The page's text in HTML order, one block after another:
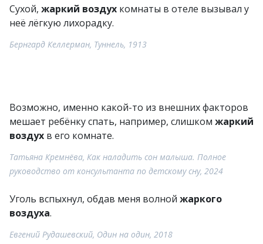
Сухой, жаркий воздух комнаты в отеле вызывал у
неё лёгкую лихорадку.
Бернгард Келлерман, Туннель, 1913
Возможно, именно какой-то из внешних факторов
мешает ребёнку спать, например, слишком жаркий
воздух в его комнате.
Татьяна Кремнёва, Как наладить сон малыша. Полное
руководство от консультанта по детскому сну, 2024
Уголь вспыхнул, обдав меня волной жаркого
воздуха.
Евгений Рудашевский, Один на один, 2018